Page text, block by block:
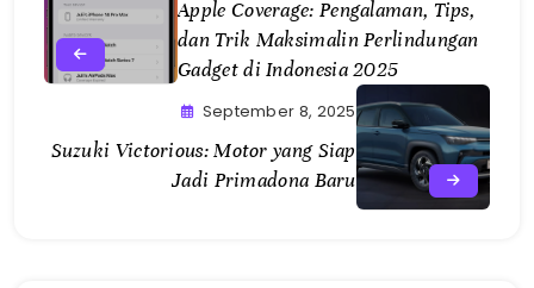
Apple Coverage: Pengalaman, Tips,
dan Trik Maksimalin Perlindungan
Gadget di Indonesia 2025
September 8, 2025
Suzuki Victorious: Motor yang Siap
Jadi Primadona Baru